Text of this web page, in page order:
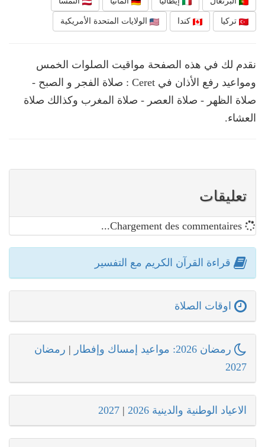
تركيا كندا الولايات المتحدة الأمريكية
نقدم لك في هذه الصفحة مواقيت الصلوات الخمس
ومواعيد رفع الأذان في Ceret : صلاة الفجر و الصبح -
صلاة الظهر - صلاة العصر - صلاة المغرب وكذالك صلاة
العشاء.
تعليقات
قراءة القرآن الكريم مع التفسير
اوقات الصلاة
رمضان 2026: مواعيد إمساك وإفطار | رمضان
2027
الاعياد الوطنية والدينية 2026 |
2027